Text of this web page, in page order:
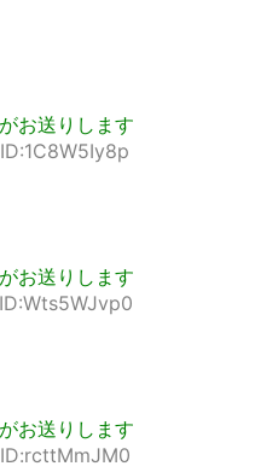
お送りします
お送りします
お送りします